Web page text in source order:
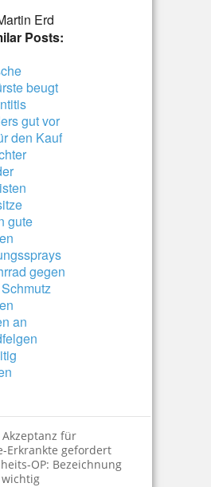
Erd
Posts:
beugt
gut vor
den Kauf
gute
gegen
an
für
Erkrankte gefordert
OP: Bezeichnung